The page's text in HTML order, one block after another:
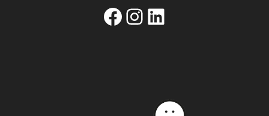
Facebook
Instagram
Linkedin